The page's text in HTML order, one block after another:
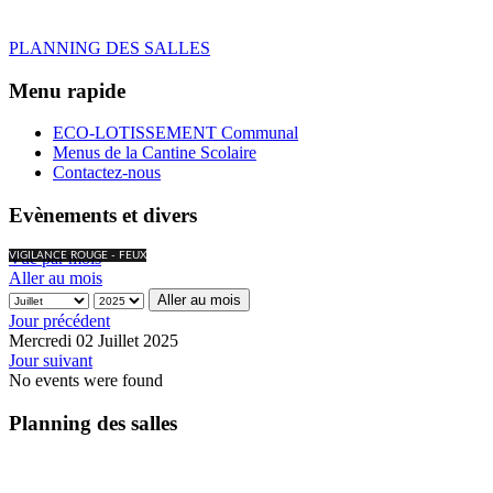
PLANNING DES SALLES
Menu rapide
ECO-LOTISSEMENT Communal
Menus de la Cantine Scolaire
Contactez-nous
Evènements et divers
VIGILANCE ROUGE - FEUX
Vue par mois
Aller au mois
Aller au mois
Jour précédent
Mercredi 02 Juillet 2025
Jour suivant
No events were found
Planning des salles